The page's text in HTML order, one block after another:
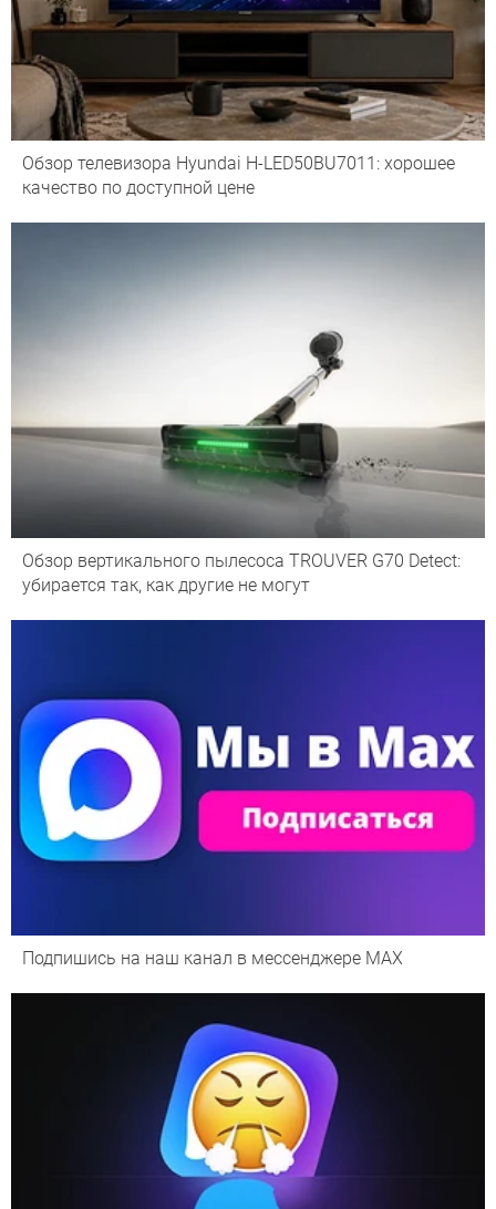
Обзор телевизора Hyundai H-LED50BU7011: хорошее
качество по доступной цене
Обзор вертикального пылесоса TROUVER G70 Detect:
убирается так, как другие не могут
Подпишись на наш канал в мессенджере МАХ